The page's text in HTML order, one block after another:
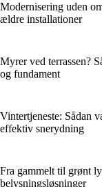
Modernisering uden
ældre installationer
Myrer ved terrassen?
og fundament
Vintertjeneste: Sådan
effektiv snerydning
Fra gammelt til grønt
belysningsløsninger